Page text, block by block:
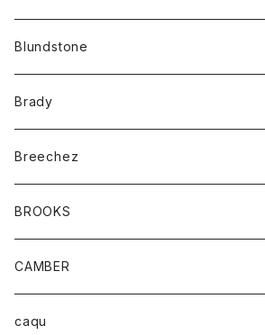
カーディガン
コート
アクセサリー
バッグ
ベルト
キッズ
Tシャツ
グッズ
アンダーウェアー
カードホルダー
トップス
カーディガン
ボトム
オーバーオール
レディース
サングラス
Blundstone
Brady
Breechez
シャツ
BROOKS
グッズ
靴
CAMBER
トップス
caqu